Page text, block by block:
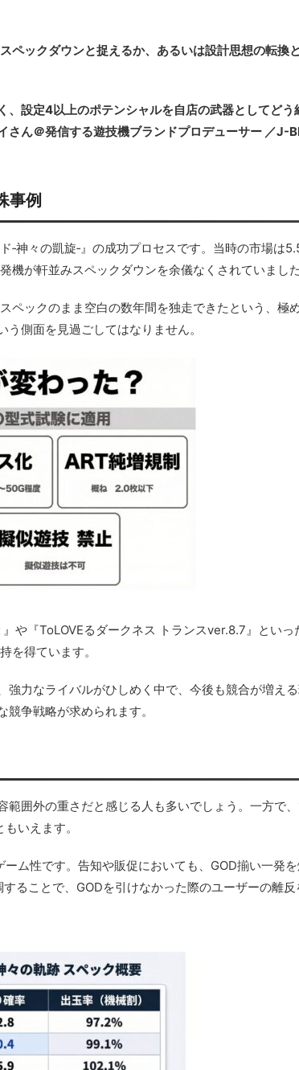
ペックダウンと捉えるか、あるいは設計思想の転換
設定4以上のポテンシャルを自店の武器としてどう
さん＠発信する遊技機ブランドプロデューサー ／J-
事例
‐神々の凱旋‐』の成功プロセスです。当時の市場は
が軒並みスペックダウンを余儀なくされていました
ペックのまま空白の数年間を独走できたという、極
側面を見過ごしてはなりません。
や『ToLOVEるダークネス トランスver.8.7』といっ
を得ています。
力なライバルがひしめく中で、今後も競合が増え
争戦略が求められます。
囲外の重さだと感じる人も多いでしょう。一方で
いえます。
ム性です。告知や販促においても、GOD揃い一発
ることで、GODを引けなかった際のユーザーの離